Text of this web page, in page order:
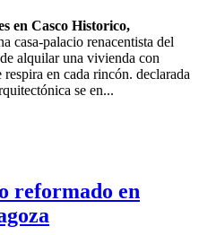
en Casco Historico,
casa-palacio renacentista del
alquilar una vivienda con
en cada rincón. declarada
se en...
reformado en